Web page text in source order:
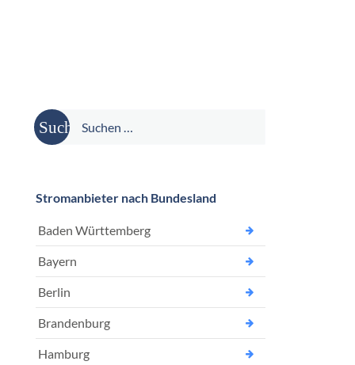
Suche
nach:
Stromanbieter nach Bundesland
Baden Württemberg
Bayern
Berlin
Brandenburg
Hamburg